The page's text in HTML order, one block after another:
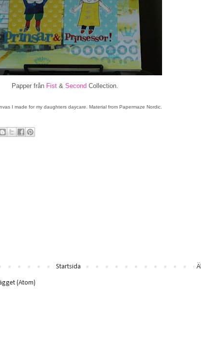
Papper från Fist& Second Collection.
I made for my daughters daycare. Material from Papermaze Nordic.
Startsida
(Atom)